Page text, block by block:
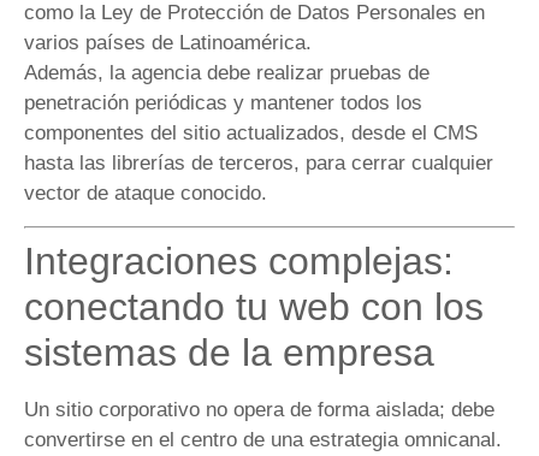
como la Ley de Protección de Datos Personales en
varios países de Latinoamérica.
Además, la agencia debe realizar pruebas de
penetración periódicas y mantener todos los
componentes del sitio actualizados, desde el CMS
hasta las librerías de terceros, para cerrar cualquier
vector de ataque conocido.
Integraciones complejas:
conectando tu web con los
sistemas de la empresa
Un sitio corporativo no opera de forma aislada; debe
convertirse en el centro de una estrategia omnicanal.